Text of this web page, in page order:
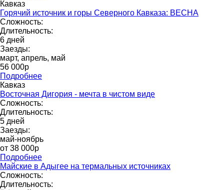
Кавказ
Горячий источник и горы Северного Кавказа: ВЕСНА
Сложность:
Длительность:
6 дней
Заезды:
март, апрель, май
56 000р
Подробнее
Кавказ
Восточная Дигория - мечта в чистом виде
Сложность:
Длительность:
5 дней
Заезды:
май-ноябрь
от 38 000p
Подробнее
Майские в Адыгее на термальных источниках
Сложность:
Длительность: